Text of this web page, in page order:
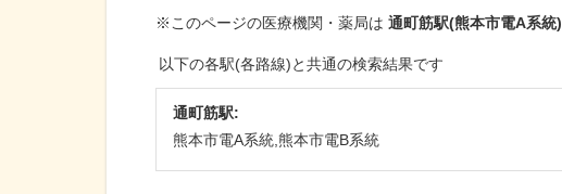
※このページの医療機関・薬局は 通町筋駅(熊本市電A系統)
以下の各駅(各路線)と共通の検索結果です
通町筋駅:
熊本市電A系統,熊本市電B系統